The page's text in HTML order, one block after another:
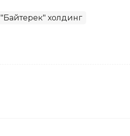
"Байтерек" холдинг